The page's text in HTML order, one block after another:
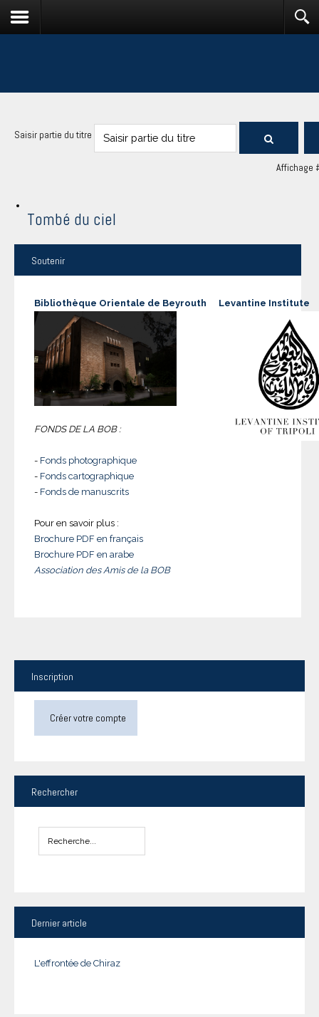
Saisir partie du titre
Affichage
Tombé du ciel
Soutenir
Bibliothèque Orientale de Beyrouth
FONDS DE LA BOB :
- Fonds photographique
- Fonds cartographique
- Fonds de manuscrits
Pour en savoir plus :
Brochure PDF en français
Brochure PDF en arabe
Association des Amis de la BOB
Levantine Institute
Inscription
Créer votre compte
Rechercher
Dernier article
L'effrontée de Chiraz